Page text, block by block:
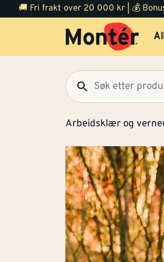
🚚 Fri frakt over 20 000 kr | 💰
Arbeidsklær og